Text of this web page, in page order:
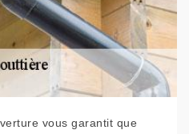
vous garantit que